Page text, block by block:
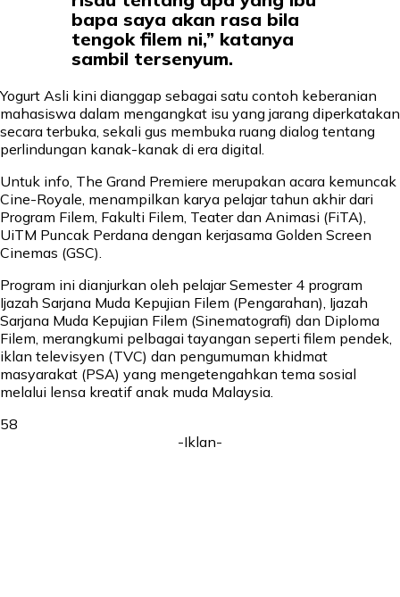
bapa saya akan rasa bila
tengok filem ni,” katanya
sambil tersenyum.
Yogurt Asli kini dianggap sebagai satu contoh keberanian
mahasiswa dalam mengangkat isu yang jarang diperkatakan
secara terbuka, sekali gus membuka ruang dialog tentang
perlindungan kanak-kanak di era digital.
Untuk info, The Grand Premiere merupakan acara kemuncak
Cine-Royale, menampilkan karya pelajar tahun akhir dari
Program Filem, Fakulti Filem, Teater dan Animasi (FiTA),
UiTM Puncak Perdana dengan kerjasama Golden Screen
Cinemas (GSC).
Program ini dianjurkan oleh pelajar Semester 4 program
Ijazah Sarjana Muda Kepujian Filem (Pengarahan), Ijazah
Sarjana Muda Kepujian Filem (Sinematografi) dan Diploma
Filem, merangkumi pelbagai tayangan seperti filem pendek,
iklan televisyen (TVC) dan pengumuman khidmat
masyarakat (PSA) yang mengetengahkan tema sosial
melalui lensa kreatif anak muda Malaysia.
58
-Iklan-